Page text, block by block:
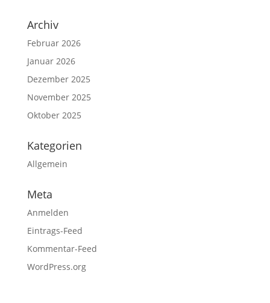
Archiv
Februar 2026
Januar 2026
Dezember 2025
November 2025
Oktober 2025
Kategorien
Allgemein
Meta
Anmelden
Eintrags-Feed
Kommentar-Feed
WordPress.org